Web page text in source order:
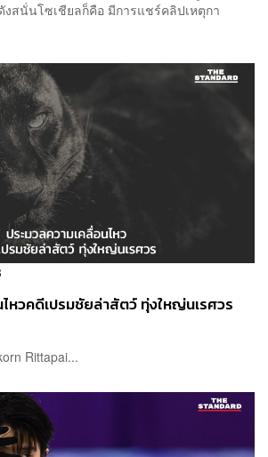
งสนั่นโซเชียลก็คือ มีการแชร์คลิปเหตุกา
หวคดีเปรมชัยล่าสัตว์ ทุ่งใหญ่นเรศวร
Rittapai...